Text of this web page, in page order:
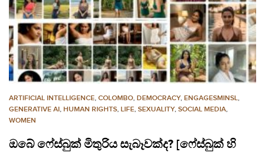
ARTIFICIAL INTELLIGENCE, COLOMBO, DEMOCRACY, ENGAGESMINSL,
GENERATIVE AI, HUMAN RIGHTS, LIFE, SEXUALITY, SOCIAL MEDIA,
WOMEN
ඔබේ ෆේස්බුක් මිතුරිය සැබෑවක්ද? [ෆේස්බුක් හි